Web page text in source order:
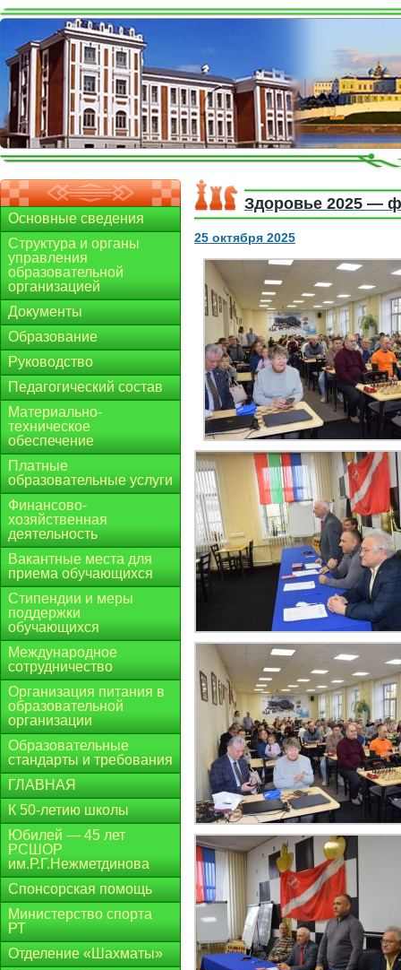
Основные сведения
Структура и органы
управления
образовательной
организацией
Документы
Образование
Руководство
Педагогический состав
Материально-
техническое
обеспечение
Платные
образовательные услуги
Финансово-
хозяйственная
деятельность
Вакантные места для
приема обучающихся
Стипендии и меры
поддержки
обучающихся
Международное
сотрудничество
Организация питания в
образовательной
организации
Образовательные
стандарты и требования
ГЛАВНАЯ
К 50-летию школы
Юбилей — 45 лет
РСШОР
им.Р.Г.Нежметдинова
Спонсорская помощь
Министерство спорта
РТ
Отделение «Шахматы»
Здоровье 2025 —
25 октября 2025